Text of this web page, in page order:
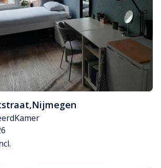
,Nijmegen
Kamer